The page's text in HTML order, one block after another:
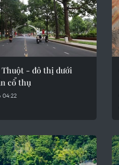
Thuột - đô thị dưới
cổ thụ